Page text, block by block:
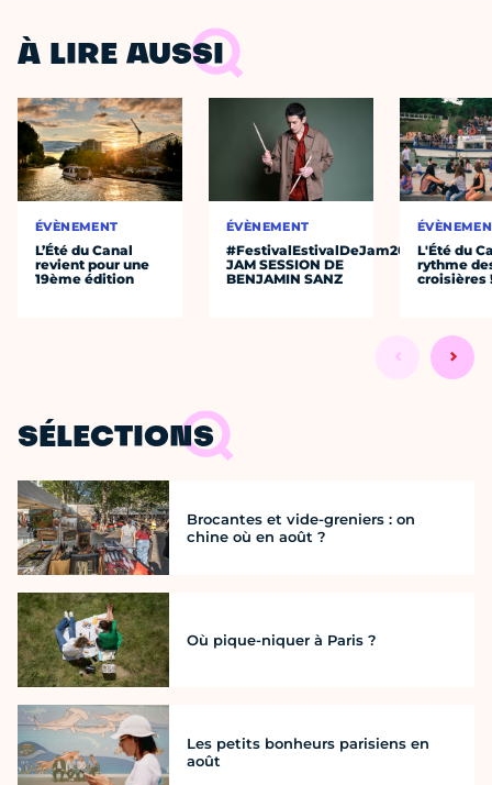
À LIRE AUSSI
ÉVÈNEMENT
L’Été du Canal
revient pour une
19ème édition
ÉVÈNEMENT
#FestivalEstivalDeJam2026
JAM SESSION DE
BENJAMIN SANZ
L'Été du
rythme
croisières
SÉLECTIONS
Brocantes et vide-greniers : on
chine où en août ?
Où pique-niquer à Paris ?
Les petits bonheurs parisiens en
août